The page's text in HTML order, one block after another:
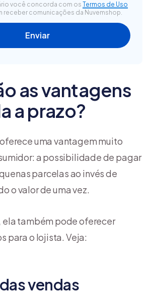
você concorda com os Termos de Uso
receber comunicações da Nuvemshop.
as vantagens
a prazo?
uma vantagem muito
a possibilidade de pagar
parcelas ao invés de
o valor de uma vez.
ela também pode oferecer
para o lojista. Veja:
vendas